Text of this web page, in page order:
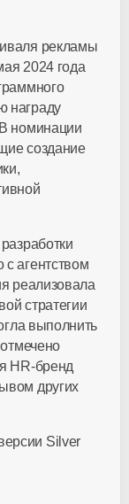
рекламы
2024 года
награду
номинации
создание
с агентством
реализовала
стратегии
выполнить
HR-бренд
других